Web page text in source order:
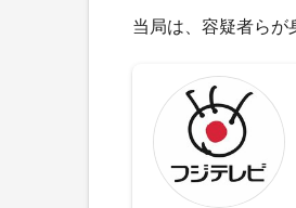
当局は、容疑者らが